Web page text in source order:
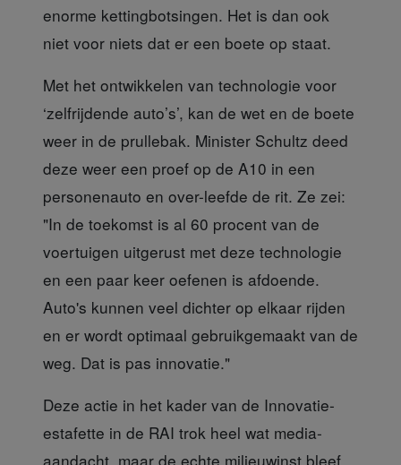
enorme kettingbotsingen. Het is dan ook
niet voor niets dat er een boete op staat.
Met het ontwikkelen van technologie voor
‘zelfrijdende auto’s’, kan de wet en de boete
weer in de prullebak. Minister Schultz deed
deze weer een proef op de A10 in een
personenauto en over-leefde de rit. Ze zei:
"In de toekomst is al 60 procent van de
voertuigen uitgerust met deze technologie
en een paar keer oefenen is afdoende.
Auto's kunnen veel dichter op elkaar rijden
en er wordt optimaal gebruikgemaakt van de
weg. Dat is pas innovatie."
Deze actie in het kader van de Innovatie-
estafette in de RAI trok heel wat media-
aandacht, maar de echte milieuwinst bleef